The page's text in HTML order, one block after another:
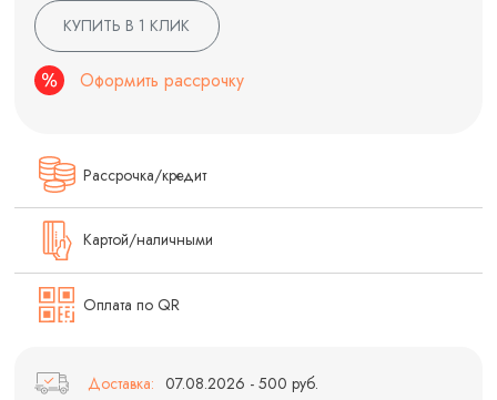
КУПИТЬ В 1 КЛИК
Оформить рассрочку
Рассрочка/кредит
Картой/наличными
Оплата по QR
Доставка: 07.08.2026 - 500 руб.